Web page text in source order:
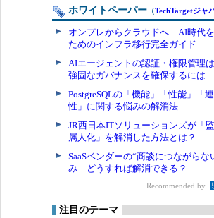
ホワイトペーパー （TechTargetジャ
オンプレからクラウドへ AI時代を
ためのインフラ移行完全ガイド
AIエージェントの認証・権限管理
強固なガバナンスを確保するには
PostgreSQLの「機能」「性能」「
性」に関する悩みの解消法
JR西日本ITソリューションズが「
属人化」を解消した方法とは？
SaaSベンダーの“商談につながらな
み どうすれば解消できる？
Recommended by
注目のテーマ